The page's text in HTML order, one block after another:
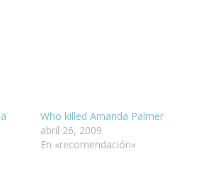
Who killed Amanda Palmer
abril 26, 2009
En «recomendación»